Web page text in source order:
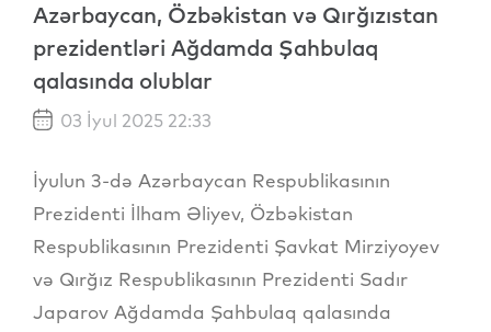
Azərbaycan, Özbəkistan və Qırğızıstan
prezidentləri Ağdamda Şahbulaq
qalasında olublar
03 İyul 2025 22:33
İyulun 3-də Azərbaycan Respublikasının
Prezidenti İlham Əliyev, Özbəkistan
Respublikasının Prezidenti Şavkat Mirziyoyev
və Qırğız Respublikasının Prezidenti Sadır
Japarov Ağdamda Şahbulaq qalasında